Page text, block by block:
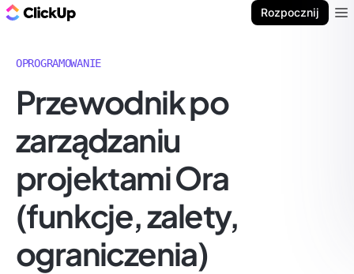
Rozpocznij
OPROGRAMOWANIE
Przewodnik po
zarządzaniu
projektami Ora
(funkcje, zalety,
ograniczenia)